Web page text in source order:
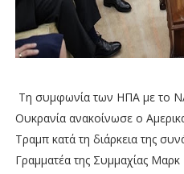
Τη συμφωνία των ΗΠΑ με το
Ουκρανία ανακοίνωσε ο
Τραμπ κατά τη διάρκεια της
Γραμματέα της Συμμαχίας Μαρκ